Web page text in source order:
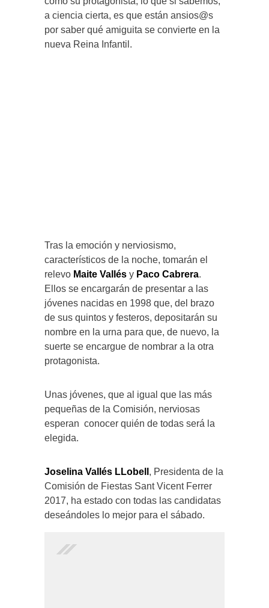
a ciencia cierta, es que están ansios@s
por saber qué amiguita se convierte en la
nueva Reina Infantil.
Tras la emoción y nerviosismo,
característicos de la noche, tomarán el
relevo Maite Vallés y Paco Cabrera.
Ellos se encargarán de presentar a las
jóvenes nacidas en 1998 que, del brazo
de sus quintos y festeros, depositarán su
nombre en la urna para que, de nuevo, la
suerte se encargue de nombrar a la otra
protagonista.
Unas jóvenes, que al igual que las más
pequeñas de la Comisión, nerviosas
esperan conocer quién de todas será la
elegida.
Joselina Vallés LLobell , Presidenta de la
Comisión de Fiestas Sant Vicent Ferrer
2017, ha estado con todas las candidatas
deseándoles lo mejor para el sábado.